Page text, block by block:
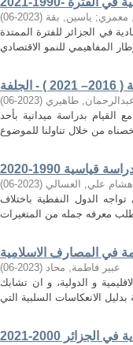
معمري; ياسين, بقة (
2023-06
)
في الجزائر للفترة الممتدة
طاهيري (
2023-06
)
القيام بدراسة ميدانية بأحد
1990-2020
هشام علي, العسالي (
2023-06
)
الدول النفطية باختلاف
في المصارف الاسلامية
عبير فاطمة, محاد (
2023-06
)
و الدولية، و ان تشابك
2000-2021